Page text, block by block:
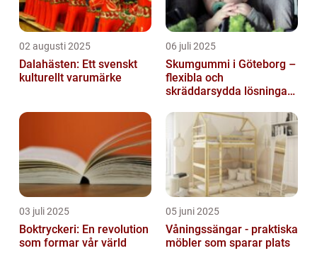
02 augusti 2025
Dalahästen: Ett svenskt
kulturellt varumärke
06 juli 2025
Skumgummi i Göteborg –
flexibla och
skräddarsydda lösningar
03 juli 2025
Boktryckeri: En revolution
som formar vår värld
05 juni 2025
Våningssängar - praktiska
möbler som sparar plats